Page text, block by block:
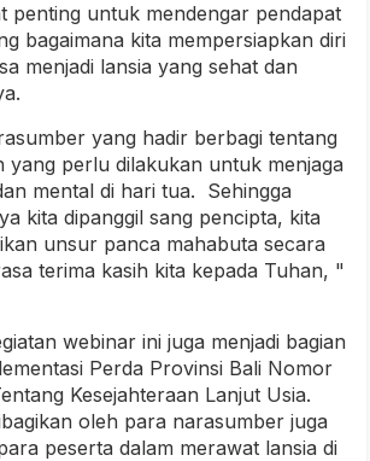
penting untuk mendengar pendapat
bagaimana kita mempersiapkan diri
menjadi lansia yang sehat dan
yang hadir berbagi tentang
yang perlu dilakukan untuk menjaga
mental di hari tua. Sehingga
kita dipanggil sang pencipta, kita
unsur panca mahabuta secara
terima kasih kita kepada Tuhan, "
webinar ini juga menjadi bagian
Perda Provinsi Bali Nomor
Kesejahteraan Lanjut Usia.
oleh para narasumber juga
peserta dalam merawat lansia di